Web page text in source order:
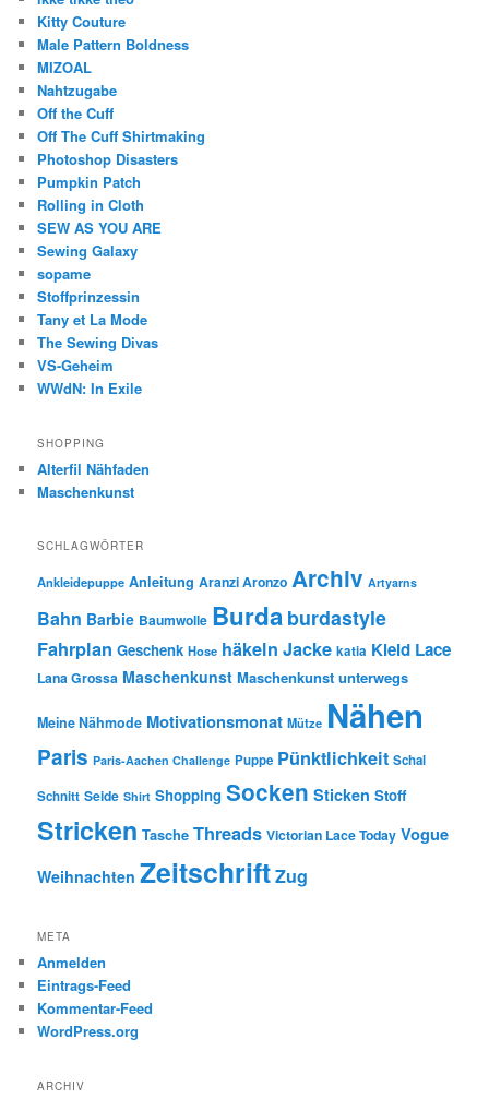
Kitty Couture
Male Pattern Boldness
MIZOAL
Nahtzugabe
Off the Cuff
Off The Cuff Shirtmaking
Photoshop Disasters
Pumpkin Patch
Rolling in Cloth
SEW AS YOU ARE
Sewing Galaxy
sopame
Stoffprinzessin
Tany et La Mode
The Sewing Divas
VS-Geheim
WWdN: In Exile
SHOPPING
Alterfil Nähfaden
Maschenkunst
SCHLAGWÖRTER
Ankleidepuppe Anleitung Aranzi Aronzo Archiv Artyarns
Bahn Barbie Baumwolle Burda burdastyle
Fahrplan Geschenk Hose häkeln Jacke katia Kleid Lace
Lana Grossa Maschenkunst Maschenkunst unterwegs
Meine Nähmode Motivationsmonat Mütze Nähen
Paris Paris-Aachen Challenge Puppe Pünktlichkeit Schal
Schnitt Seide Shirt Shopping Socken Sticken Stoff
Stricken Tasche Threads Victorian Lace Today Vogue
Weihnachten ZeitschriftZug
META
Anmelden
Eintrags-Feed
Kommentar-Feed
WordPress.org
ARCHIV